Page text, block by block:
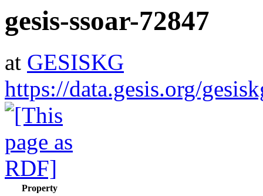
gesis-ssoar-72847
at GESISKG
https://data.gesis.org/
Property